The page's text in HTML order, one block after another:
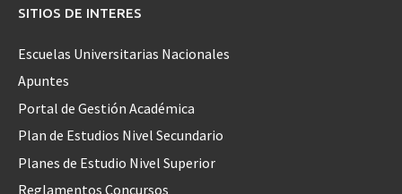
SITIOS DE INTERES
Escuelas Universitarias Nacionales
Apuntes
Portal de Gestión Académica
Plan de Estudios Nivel Secundario
Planes de Estudio Nivel Superior
Reglamentos Concursos